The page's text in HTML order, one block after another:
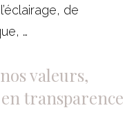
de
…
valeurs,
transparence